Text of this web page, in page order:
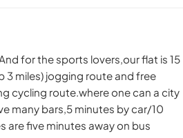
for the sports lovers,our flat is 15
3 miles) jogging route and free
cycling route.where one can a city
many bars,5 minutes by car/10
are five minutes away on bus